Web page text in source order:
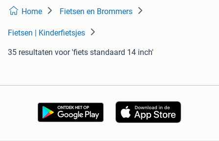
Home Fietsen en Brommers
Fietsen | Kinderfietsjes
35 resultaten voor 'fiets standaard 14 inch'